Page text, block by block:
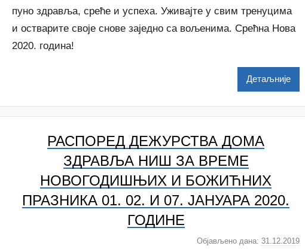
a
пуно здравља, среће и успеха. Уживајте у свим тренуцима
и остварите своје снове заједно са вољенима. Срећна Нова
2020. година!
Детаљније
РАСПОРЕД ДЕЖУРСТВА ДОМА
ЗДРАВЉА НИШ ЗА ВРЕМЕ
НОВОГОДИШЊИХ И БОЖИЋНИХ
ПРАЗНИКА 01. 02. И 07. ЈАНУАРА 2020.
ГОДИНЕ
Објављено дана:31.12.2019